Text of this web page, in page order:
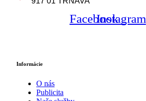
FacebookInstagram
Informácie
O nás
Publicita